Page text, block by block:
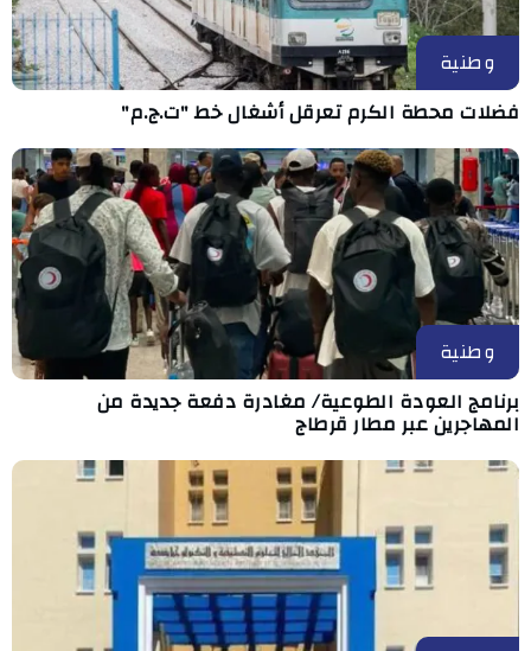
وطنية
فضلات محطة الكرم تعرقل أشغال خط "ت.ج.م"
وطنية
برنامج العودة الطوعية/ مغادرة دفعة جديدة من
المهاجرين عبر مطار قرطاج